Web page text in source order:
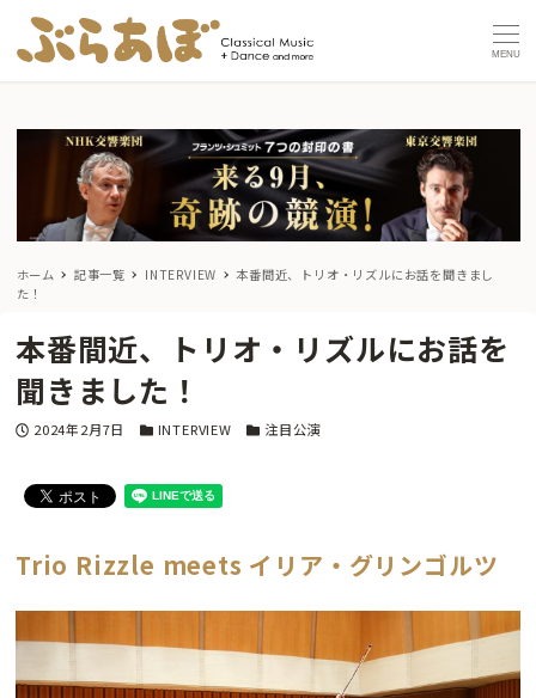
MENU
ホーム 記事一覧 INTERVIEW
本番間近、トリオ・リズルにお話を聞きまし
た！
本番間近、トリオ・リズルにお話を
聞きました！
投稿日
2024年2月7日 カテゴリー
INTERVIEW カテゴリー
注目公演
Trio Rizzle meets イリア・グリンゴルツ